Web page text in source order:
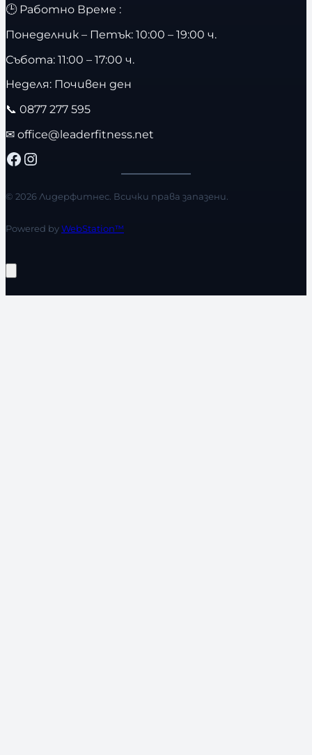
🕒 Работно Време :
Понеделник – Петък: 10:00 – 19:00 ч.
Събота: 11:00 – 17:00 ч.
Неделя: Почивен ден
📞 0877 277 595
✉ office@leaderfitness.net
Facebook Instagram
© 2026 Лидерфитнес. Всички права запазени.
Powered byWebStation™